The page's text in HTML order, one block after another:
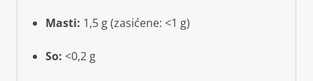
Masti: 1,5 g (zasićene: <1 g)
So: <0,2 g